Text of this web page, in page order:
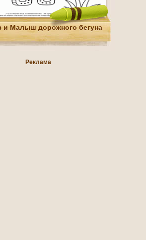
Малыш дорожного бегуна
Реклама